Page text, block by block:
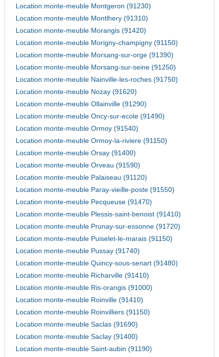
Location monte-meuble Montgeron (91230)
Location monte-meuble Montlhery (91310)
Location monte-meuble Morangis (91420)
Location monte-meuble Morigny-champigny (91150)
Location monte-meuble Morsang-sur-orge (91390)
Location monte-meuble Morsang-sur-seine (91250)
Location monte-meuble Nainville-les-roches (91750)
Location monte-meuble Nozay (91620)
Location monte-meuble Ollainville (91290)
Location monte-meuble Oncy-sur-ecole (91490)
Location monte-meuble Ormoy (91540)
Location monte-meuble Ormoy-la-riviere (91150)
Location monte-meuble Orsay (91400)
Location monte-meuble Orveau (91590)
Location monte-meuble Palaiseau (91120)
Location monte-meuble Paray-vieille-poste (91550)
Location monte-meuble Pecqueuse (91470)
Location monte-meuble Plessis-saint-benoist (91410)
Location monte-meuble Prunay-sur-essonne (91720)
Location monte-meuble Puiselet-le-marais (91150)
Location monte-meuble Pussay (91740)
Location monte-meuble Quincy-sous-senart (91480)
Location monte-meuble Richarville (91410)
Location monte-meuble Ris-orangis (91000)
Location monte-meuble Roinville (91410)
Location monte-meuble Roinvilliers (91150)
Location monte-meuble Saclas (91690)
Location monte-meuble Saclay (91400)
Location monte-meuble Saint-aubin (91190)